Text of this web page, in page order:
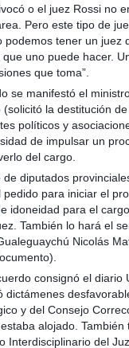
o el juez Rossi no
Pero este tipo de
podemos tener un juez
uno puede hacer.
que toma”.
se manifestó el
la destitución
políticos y
de impulsar un
del cargo.
de diputados
pedido para iniciar el
idoneidad para el
También lo hará el
Nicolás
consignó el diario
dictámenes
y del Consejo
alojado.
Interdisciplinario del